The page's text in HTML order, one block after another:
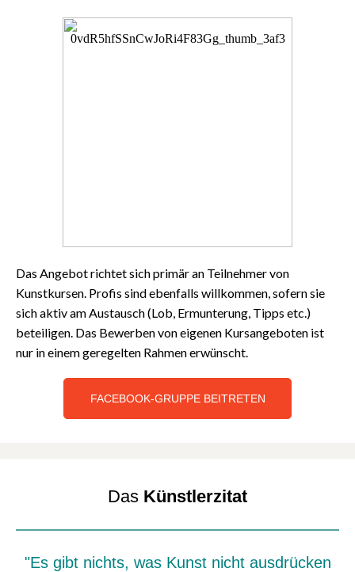
Das Angebot richtet sich primär an Teilnehmer von
Kunstkursen. Profis sind ebenfalls willkommen, sofern sie
sich aktiv am Austausch (Lob, Ermunterung, Tipps etc.)
beteiligen. Das Bewerben von eigenen Kursangeboten ist
nur in einem geregelten Rahmen erwünscht.
FACEBOOK-GRUPPE BEITRETEN
Das Künstlerzitat
"Es gibt nichts, was Kunst nicht ausdrücken